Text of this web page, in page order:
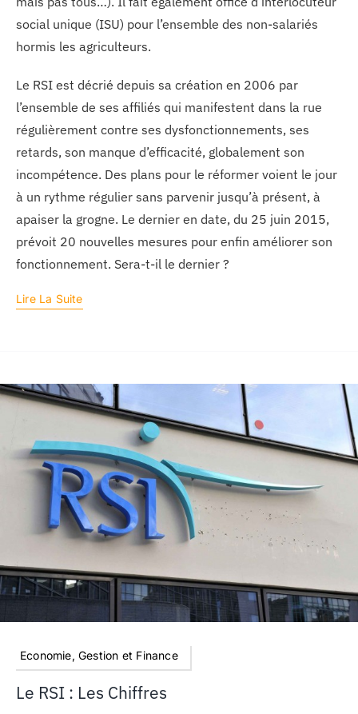
social unique (ISU) pour l’ensemble des non-salariés
hormis les agriculteurs.
Le RSI est décrié depuis sa création en 2006 par
l’ensemble de ses affiliés qui manifestent dans la rue
régulièrement contre ses dysfonctionnements, ses
retards, son manque d’efficacité, globalement son
incompétence. Des plans pour le réformer voient le jour
à un rythme régulier sans parvenir jusqu’à présent, à
apaiser la grogne. Le dernier en date, du 25 juin 2015,
prévoit 20 nouvelles mesures pour enfin améliorer son
fonctionnement. Sera-t-il le dernier ?
Lire La Suite
Economie, Gestion et Finance
Le RSI : Les Chiffres